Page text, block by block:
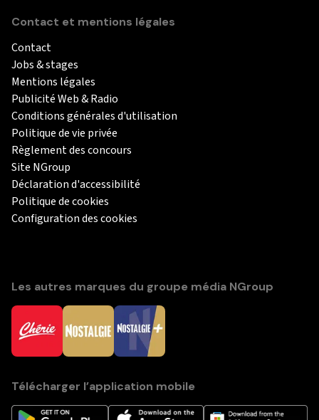
Contact et mentions légales
Contact
Jobs & stages
Mentions légales
Publicité Web & Radio
Conditions générales d'utilisation
Politique de vie privée
Règlement des concours
Site NGroup
Déclaration d'accessibilité
Politique de cookies
Configuration des cookies
Les autres marques du groupe média NGroup
Télécharger l’application mobile